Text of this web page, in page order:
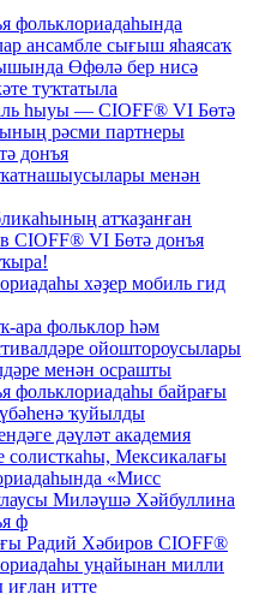
фольклориадаһында
ансамбле сығыш яһаясаҡ
Өфөлә бер нисә
туҡтатыла
һыуы — CIOFF® VI Бөтә
рәсми партнеры
донъя
менән
атҡаҙанған
CIOFF® VI Бөтә донъя
хәҙер мобиль гид
ара фольклор һәм
ойоштороусылары
менән осрашты
фольклориадаһы байрағы
ҡуйылды
дәүләт академия
солисткаһы, Мексикалағы
«Мисс
Миләүшә Хәйбуллина
ф
Радий Хәбиров CIOFF®
уңайынан милли
итте